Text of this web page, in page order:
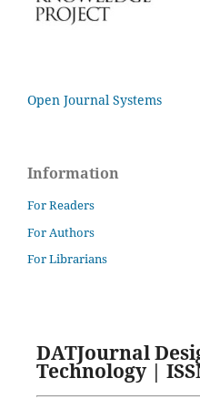
Open Journal Systems
Information
For Readers
For Authors
For Librarians
DATJournal
Technology |